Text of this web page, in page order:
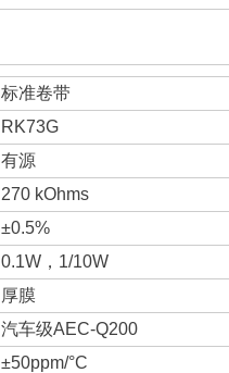
标准卷带
RK73G
有源
270 kOhms
±0.5%
0.1W，1/10W
厚膜
汽车级AEC-Q200
±50ppm/°C